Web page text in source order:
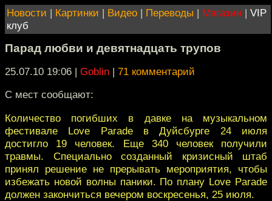
Новости | Картинки | Видео | Переводы | Магазин | VIP
клуб
Парад любви и девятнадцать трупов
25.07.10 19:06 | Goblin | 71 комментарий
С мест сообщают:
Количество погибших в давке на музыкальном
фестивале Love Parade в Дуйсбурге 24 июля
достигло 19 человек. Еще 340 человек получили
травмы. Специально созданный кризисный штаб
принял решение не прерывать мероприятия, чтобы
избежать новой волны паники. По плану Love Parade
должен закончиться вечером воскресенья, 25 июля.